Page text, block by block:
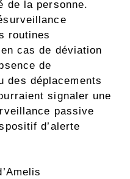
de la personne.
routines
cas de déviation
de
des déplacements
signaler une
passive
d’alerte